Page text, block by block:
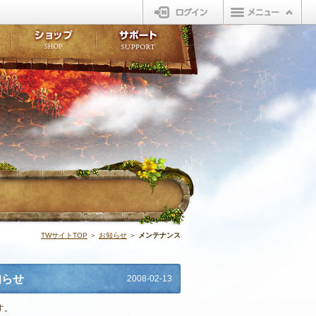
ログイン
ィーバー
TWサイトTOP ＞ お知らせ ＞ メンテナンス
せ 2008-02-13
ポイントライブラリ
LINEスタンプ
ショップ
販売アイテム
ビューティーショップ
オープンマーケットサポート
不具合対応状況
アンケート